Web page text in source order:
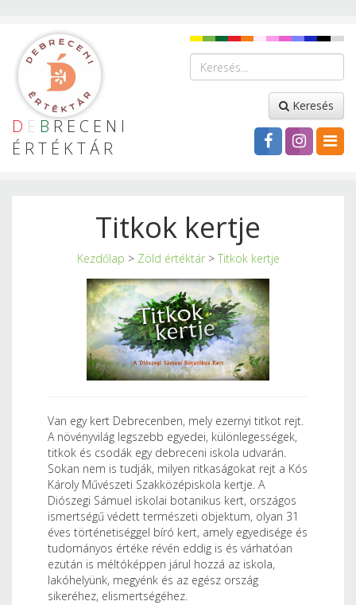
D E B RECENI
ÉRTÉKTÁR
Keresés
Titkok kertje
Kezdőlap > Zöld értéktár> Titkok kertje
Van egy kert Debrecenben, mely ezernyi titkot rejt.
A növényvilág legszebb egyedei, különlegességek,
titkok és csodák egy debreceni iskola udvarán.
Sokan nem is tudják, milyen ritkaságokat rejt a Kós
Károly Művészeti Szakközépiskola kertje. A
Diószegi Sámuel iskolai botanikus kert, országos
ismertségű védett természeti objektum, olyan 31
éves történetiséggel bíró kert, amely egyedisége és
tudományos értéke révén eddig is és várhatóan
ezután is méltóképpen járul hozzá az iskola,
lakóhelyünk, megyénk és az egész ország
sikeréhez, elismertségéhez.